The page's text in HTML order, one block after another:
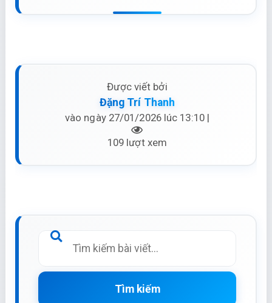
Được viết bởi
Đặng Trí Thanh
vào ngày 27/01/2026 lúc 13:10 |
109 lượt xem
Tìm kiếm